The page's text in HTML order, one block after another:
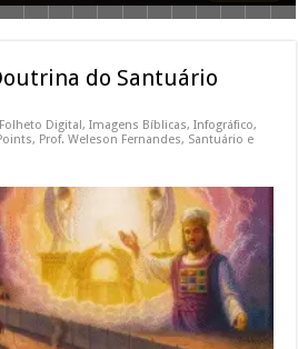
do Santuário
Folheto Digital,Imagens Bíblicas,Infográfico,
, Prof. Weleson Fernandes, Santuário e